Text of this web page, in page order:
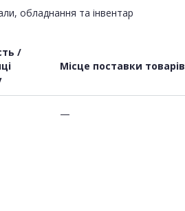
обладнання та інвентар
/
Місце поставки товарів
—